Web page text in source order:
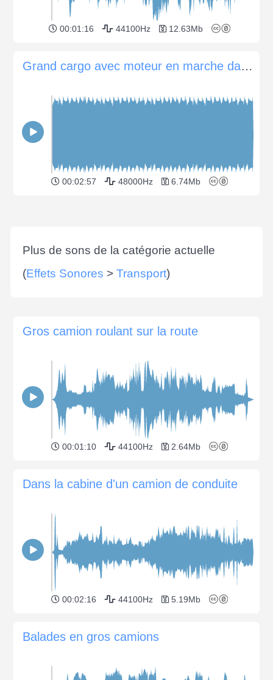
00:01:16 44100Hz 12.63Mb
Grand cargo avec moteur en marche dans le port
00:02:57 48000Hz 6.74Mb
Plus de sons de la catégorie actuelle
(Effets Sonores > Transport)
Gros camion roulant sur la route
00:01:10 44100Hz 2.64Mb
Dans la cabine d'un camion de conduite
00:02:16 44100Hz 5.19Mb
Balades en gros camions